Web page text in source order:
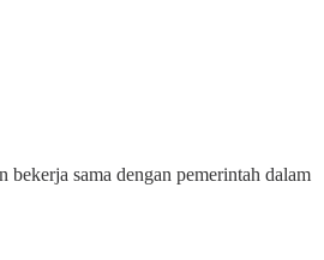
sama dengan pemerintah dalam